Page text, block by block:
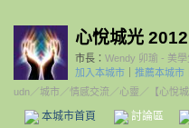
心悅城光 2012
市長： Wendy 卯瑜 - 美學
加入本城市
推薦本城市
udn／城市 ／情感交流 ／心靈 ／ 【心悅
本城市首頁 討論區